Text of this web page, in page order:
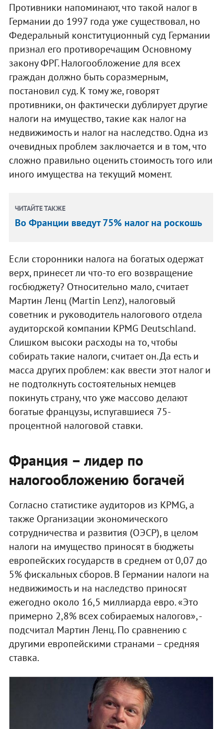
Противники напоминают, что такой налог в
Германии до 1997 года уже существовал, но
Федеральный конституционный суд Германии
признал его противоречащим Основному
закону ФРГ. Налогообложение для всех
граждан должно быть соразмерным,
постановил суд. К тому же, говорят
противники, он фактически дублирует другие
налоги на имущество, такие как налог на
недвижимость и налог на наследство. Одна из
очевидных проблем заключается и в том, что
сложно правильно оценить стоимость того или
иного имущества на текущий момент.
ЧИТАЙТЕ ТАКЖЕ
Во Франции введут 75% налог на роскошь
Если сторонники налога на богатых одержат
верх, принесет ли что-то его возвращение
госбюджету? Относительно мало, считает
Мартин Ленц (Martin Lenz), налоговый
советник и руководитель налогового отдела
аудиторской компании KPMG Deutschland.
Слишком высоки расходы на то, чтобы
собирать такие налоги, считает он. Да есть и
масса других проблем: как ввести этот налог и
не подтолкнуть состоятельных немцев
покинуть страну, что уже массово делают
богатые французы, испугавшиеся 75-
процентной налоговой ставки.
Франция – лидер по
налогообложению богачей
Согласно статистике аудиторов из KPMG, а
также Организации экономического
сотрудничества и развития (ОЭСР), в целом
налоги на имущество приносят в бюджеты
европейских государств в среднем от 0,07 до
5% фискальных сборов. В Германии налоги на
недвижимость и на наследство приносят
ежегодно около 16,5 миллиарда евро. «Это
примерно 2,8% всех собираемых налогов», -
подсчитал Мартин Ленц. По сравнению с
другими европейскими странами – средняя
ставка.